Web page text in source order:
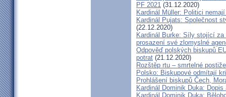
PF 2021 (31.12.2020)
Kardinál Müller: Politici
Kardinál Pujats: Společnost
(22.12.2020)
Kardinál Burke: Síly stojící
prosazení své zlomyslné
Odpověď polských biskupů
potrat (21.12.2020)
Rozštěp rtu – smrtelné
Polsko: Biskupové odmítají
Prohlášení biskupů Čech,
Kardinál Dominik Duka:
Kardinál Dominik Duka: